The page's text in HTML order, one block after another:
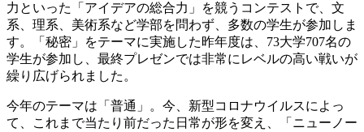
力といった「アイデアの総合力」を競うコンテストで、文
系、理系、美術系など学部を問わず、多数の学生が参加しま
す。「秘密」をテーマに実施した昨年度は、73大学707名の
学生が参加し、最終プレゼンでは非常にレベルの高い戦いが
繰り広げられました。
今年のテーマは「普通」。今、新型コロナウイルスによっ
て、これまで当たり前だった日常が形を変え、「ニューノー